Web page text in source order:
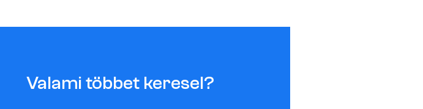
Valami többet keresel?